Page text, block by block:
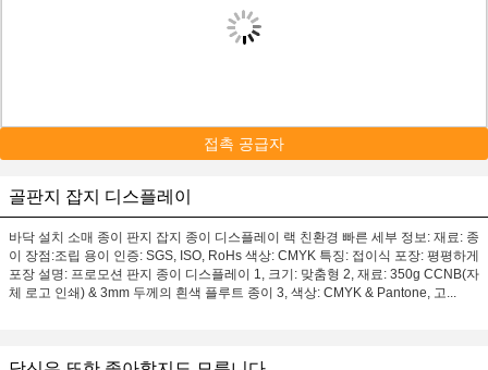
접촉 공급자
골판지 잡지 디스플레이
바닥 설치 소매 종이 판지 잡지 종이 디스플레이 랙 친환경 빠른 세부 정보: 재료: 종
이 장점:조립 용이 인증: SGS, ISO, RoHs 색상: CMYK 특징: 접이식 포장: 평평하게
포장 설명: 프로모션 판지 종이 디스플레이 1, 크기: 맞춤형 2, 재료: 350g CCNB(자
체 로고 인쇄) & 3mm 두께의 흰색 플루트 종이 3, 색상: CMYK & Pantone, 고...